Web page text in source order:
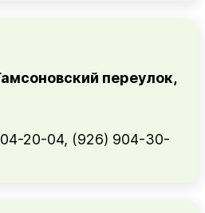
переулок,
20-04, (926) 904-30-